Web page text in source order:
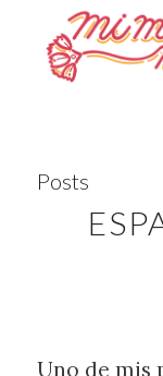
Posts
Uno de mis